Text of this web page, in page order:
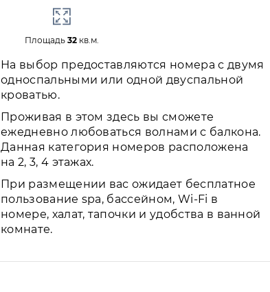
Площадь 32кв.м.
На выбор предоставляются номера с двумя
односпальными или одной двуспальной
кроватью.
Проживая в этом здесь вы сможете
ежедневно любоваться волнами с балкона.
Данная категория номеров расположена
на 2, 3, 4 этажах.
При размещении вас ожидает бесплатное
пользование spa, бассейном, Wi-Fi в
номере, халат, тапочки и удобства в ванной
комнате.